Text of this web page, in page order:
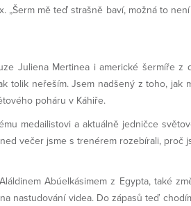
„Šerm mě teď strašně baví, možná to
Juliena Mertinea i americké šermíře z
tolik neřeším. Jsem nadšený z toho, jak
poháru v Káhiře.
medailistovi a aktuálně jedničce
večer jsme s trenérem rozebírali, proč
Abúelkásimem z Egypta, také
nastudování videa. Do zápasů teď